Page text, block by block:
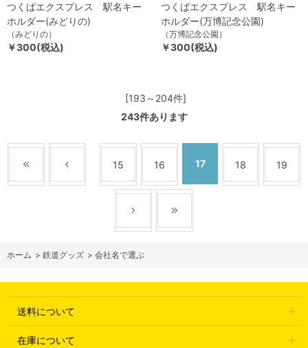
つくばエクスプレス 駅名キー
ホルダー(みどりの)
（みどりの）
￥300(税込)
つくばエクスプレス 駅名キー
ホルダー(万博記念公園)
（万博記念公園）
￥300(税込)
[193～204件]
243件あります
15 16 17 18 19
ホーム > 鉄道グッズ > 会社名で選ぶ
送料について
在庫について